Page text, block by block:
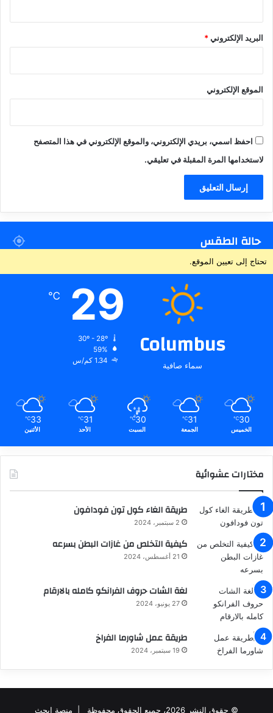
البريد الإلكتروني*
الموقع الإلكتروني
احفظ اسمي، بريدي الإلكتروني، والموقع الإلكتروني في هذا المتصفح
لاستخدامها المرة المقبلة في تعليقي.
حالة الطقس
تحتاج إلى تعيين الموقع.
Columbus
سماء صافية
29
℃
59%
1.34 كم/س
30
℃
الخميس
31
℃
الجمعة
30
℃
السبت
31
℃
الأحد
33
℃
الأثنين
مختارات عشوائية
طريقة الغاء كول تون فودافون
2 سبتمبر، 2024
كيفية التخلص من غازات البطن بسرعه
21 أغسطس، 2024
لغة الشات حروف الفرانكو كامله بالارقام
27 يونيو، 2024
طريقة عمل شاورما الفراخ
19 سبتمبر، 2024
© حقوق النشر 2026، جميع الحقوق محفوظة | منصة ابحث